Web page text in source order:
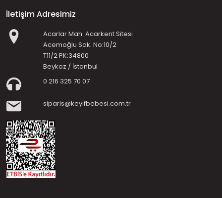
İletişim Adresimiz
Acarlar Mah. Acarkent Sitesi
Acemoğlu Sok. No:10/2
T11/2 PK:34800
Beykoz / İstanbul
0 216 325 70 07
siparis@keyifbebesi.com.tr